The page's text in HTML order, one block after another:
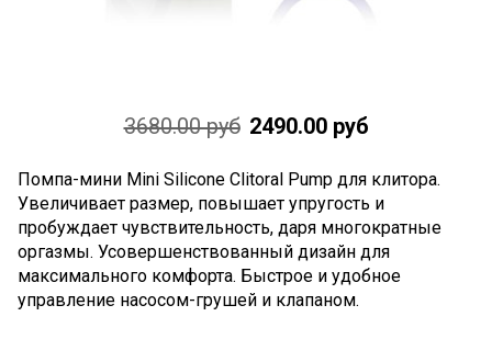
3680.00 руб 2490.00 руб
Помпа-мини Mini Silicone Clitoral Pump для клитора.
Увеличивает размер, повышает упругость и
пробуждает чувствительность, даря многократные
оргазмы. Усовершенствованный дизайн для
максимального комфорта. Быстрое и удобное
управление насосом-грушей и клапаном.